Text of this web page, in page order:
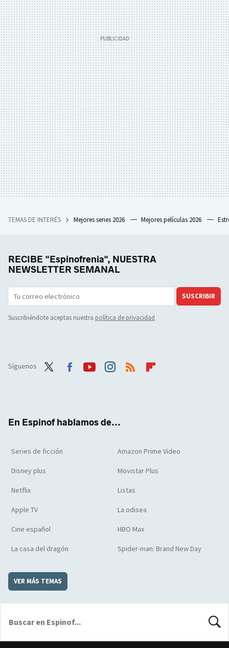
TEMAS DE INTERÉS Mejores series 2026 Mejores películas 2026
RECIBE "Espinofrenia", NUESTRA
NEWSLETTER SEMANAL
SUSCRIBIR
Suscribiéndote aceptas nuestra política de privacidad
Síguenos
En Espinof hablamos de...
Series de ficción Amazon Prime Video
Disney plus Movistar Plus
Netflix Listas
Apple TV La odisea
Cine español HBO Max
La casa del dragón Spider-man: Brand New Day
VER MÁS TEMAS